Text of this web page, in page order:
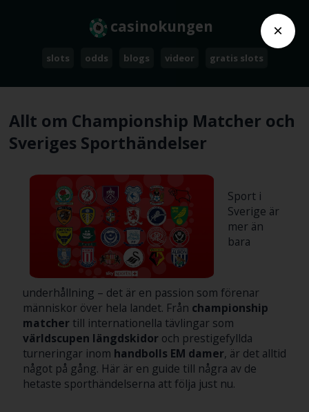
casinokungen
slots odds blogs videor gratis slots
Allt om Championship Matcher och
Sveriges Sporthändelser
Sport i
Sverige är
mer än
bara
underhållning – det är en passion som förenar
människor över hela landet. Från championship
matcher till internationella tävlingar som
världscupen längdskidor och prestigefyllda
turneringar inom handbolls EM damer, är det alltid
något på gång. Här är en guide till några av de
hetaste sporthändelserna att följa just nu.
×